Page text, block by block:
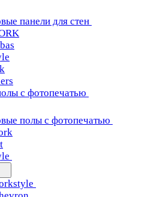
панели для стен
с фотопечатью
полы с фотопечатью